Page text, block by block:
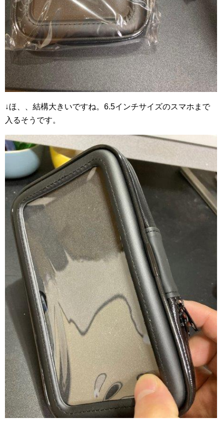
↓ほ、、結構大きいですね。6.5インチサイズのスマホまで
入るそうです。